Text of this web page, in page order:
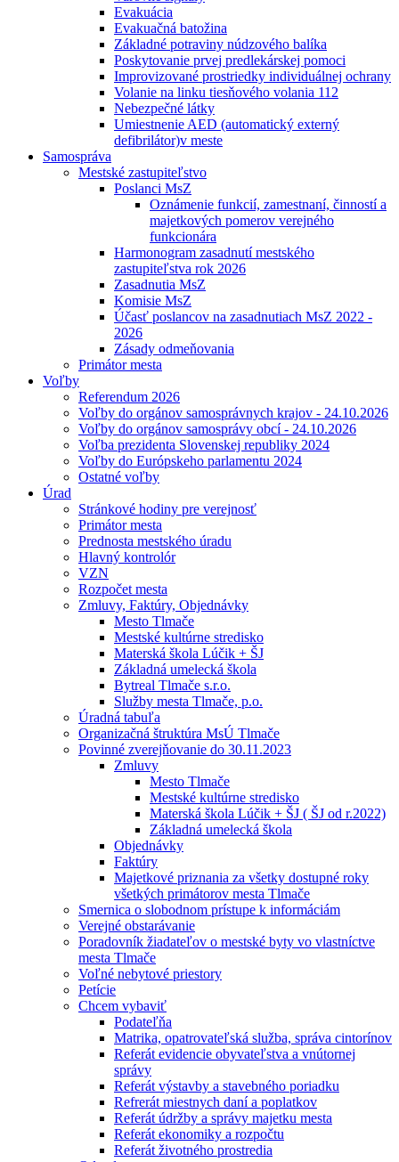
Evakuácia
Evakuačná batožina
Základné potraviny núdzového balíka
Poskytovanie prvej predlekárskej pomoci
Improvizované prostriedky individuálnej ochrany
Volanie na linku tiesňového volania 112
Nebezpečné látky
Umiestnenie AED (automatický externý
defibrilátor)v meste
Samospráva
Mestské zastupiteľstvo
Poslanci MsZ
Oznámenie funkcií, zamestnaní, činností a
majetkových pomerov verejného
funkcionára
Harmonogram zasadnutí mestského
zastupiteľstva rok 2026
Zasadnutia MsZ
Komisie MsZ
Účasť poslancov na zasadnutiach MsZ 2022 -
2026
Zásady odmeňovania
Primátor mesta
Voľby
Referendum 2026
Voľby do orgánov samosprávnych krajov - 24.10.2026
Voľby do orgánov samosprávy obcí - 24.10.2026
Voľba prezidenta Slovenskej republiky 2024
Voľby do Európskeho parlamentu 2024
Ostatné voľby
Úrad
Stránkové hodiny pre verejnosť
Primátor mesta
Prednosta mestského úradu
Hlavný kontrolór
VZN
Rozpočet mesta
Zmluvy, Faktúry, Objednávky
Mesto Tlmače
Mestské kultúrne stredisko
Materská škola Lúčik + ŠJ
Základná umelecká škola
Bytreal Tlmače s.r.o.
Služby mesta Tlmače, p.o.
Úradná tabuľa
Organizačná štruktúra MsÚ Tlmače
Povinné zverejňovanie do 30.11.2023
Zmluvy
Mesto Tlmače
Mestské kultúrne stredisko
Materská škola Lúčik + ŠJ ( ŠJ od r.2022)
Základná umelecká škola
Objednávky
Faktúry
Majetkové priznania za všetky dostupné roky
všetkých primátorov mesta Tlmače
Smernica o slobodnom prístupe k informáciám
Verejné obstarávanie
Poradovník žiadateľov o mestské byty vo vlastníctve
mesta Tlmače
Voľné nebytové priestory
Petície
Chcem vybaviť
Podateľňa
Matrika, opatrovateľská služba, správa cintorínov
Referát evidencie obyvateľstva a vnútornej
správy
Referát výstavby a stavebného poriadku
Refrerát miestnych daní a poplatkov
Referát údržby a správy majetku mesta
Referát ekonomiky a rozpočtu
Referát životného prostredia